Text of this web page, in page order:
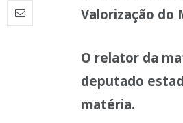
Valorização do
O relator da
deputado
matéria.